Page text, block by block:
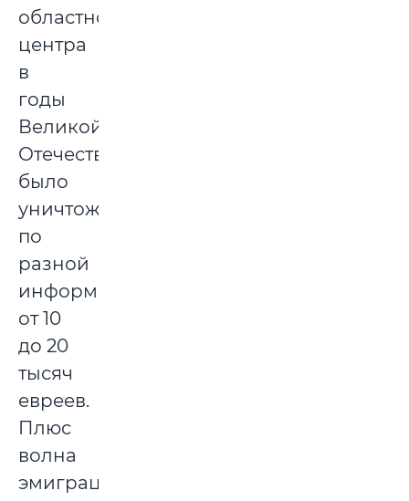
областного
центра
в
годы
Великой
Отечественной
было
уничтожено,
по
разной
информации,
от 10
до 20
тысяч
евреев.
Плюс
волна
эмиграции